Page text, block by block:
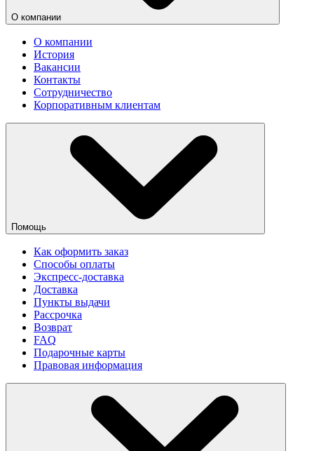
О компании
О компании
История
Вакансии
Контакты
Сотрудничество
Корпоративным клиентам
Помощь
Как оформить заказ
Способы оплаты
Экспресс-доставка
Доставка
Пункты выдачи
Рассрочка
Возврат
FAQ
Подарочные карты
Правовая информация